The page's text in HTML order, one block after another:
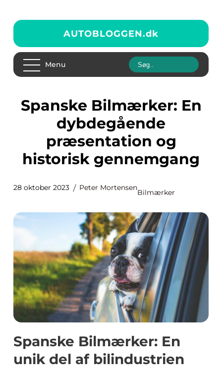
AUTOBLOGGEN.dk
Menu
Spanske Bilmærker: En
dybdegående
præsentation og
historisk gennemgang
28 oktober 2023 Peter Mortensen
Bilmærker
Spanske Bilmærker: En
unik del af bilindustrien